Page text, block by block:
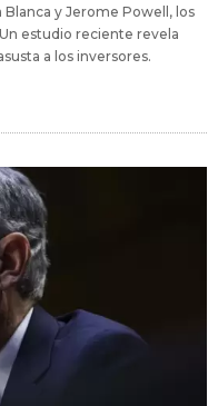
y Jerome Powell, los
estudio reciente revela
a los inversores.